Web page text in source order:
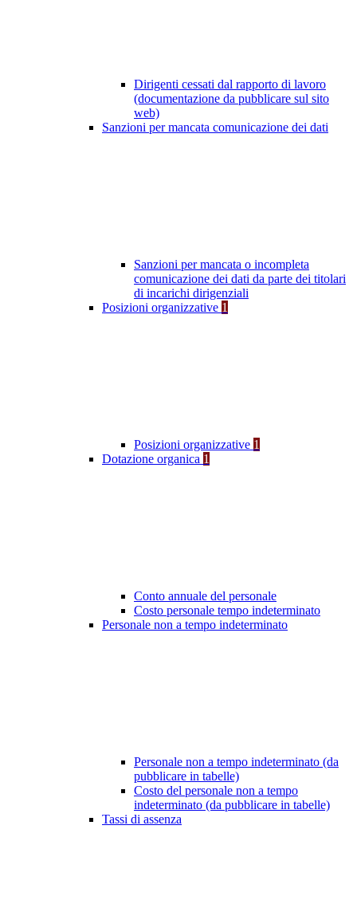
Dirigenti cessati dal rapporto di lavoro
(documentazione da pubblicare sul sito
web)
Sanzioni per mancata comunicazione dei dati
Sanzioni per mancata o incompleta
comunicazione dei dati da parte dei titolari
di incarichi dirigenziali
Posizioni organizzative 1
Posizioni organizzative 1
Dotazione organica 1
Conto annuale del personale
Costo personale tempo indeterminato
Personale non a tempo indeterminato
Personale non a tempo indeterminato (da
pubblicare in tabelle)
Costo del personale non a tempo
indeterminato (da pubblicare in tabelle)
Tassi di assenza